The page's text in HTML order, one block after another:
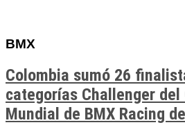
BMX
Colombia sumó 26
categorías Challenger del
Mundial de BMX Racing